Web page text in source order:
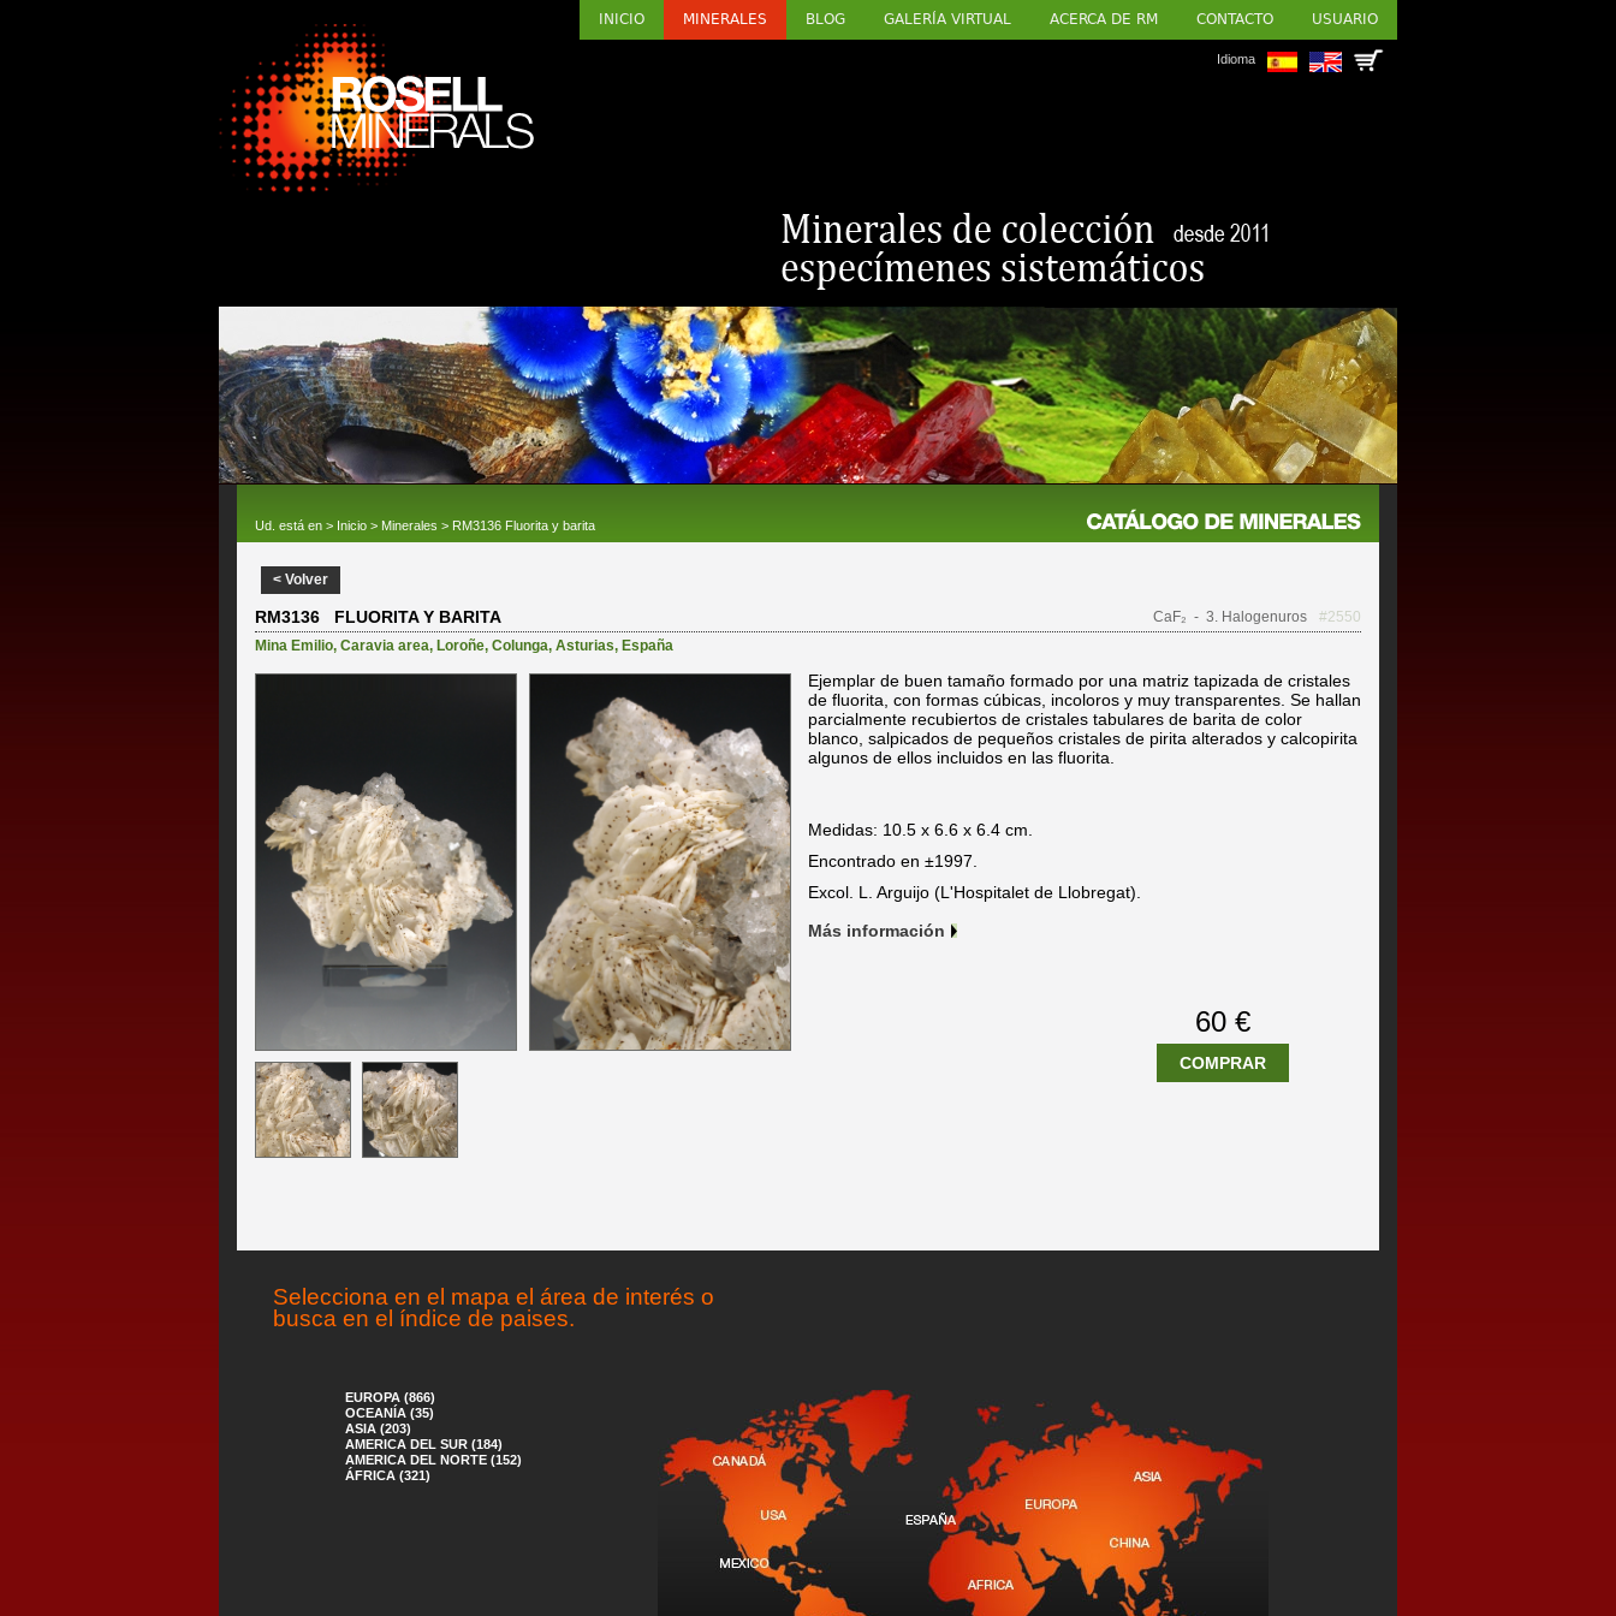
INICIO MINERALES BLOG GALERÍA VIRTUAL ACERCA DE RM CONTACTO USUARIO
Idioma
Ud. está en > Inicio > Minerales > RM3136 Fluorita y barita
< Volver
RM3136 FLUORITA Y BARITA CaF₂ - 3. Halogenuros
#2550
Mina Emilio, Caravia area, Loroñe, Colunga, Asturias, España
Ejemplar de buen tamaño formado por una matriz tapizada de cristales
de fluorita, con formas cúbicas, incoloros y muy transparentes. Se hallan
parcialmente recubiertos de cristales tabulares de barita de color
blanco, salpicados de pequeños cristales de pirita alterados y calcopirita
algunos de ellos incluidos en las fluorita.
Medidas: 10.5 x 6.6 x 6.4 cm.
Encontrado en ±1997.
Excol. L. Arguijo (L'Hospitalet de Llobregat).
Más información
60 €
COMPRAR
Selecciona en el mapa el área de interés o
busca en el índice de paises.
EUROPA (866)
OCEANÍA (35)
ASIA (203)
AMERICA DEL SUR (184)
AMERICA DEL NORTE (152)
ÁFRICA (321)